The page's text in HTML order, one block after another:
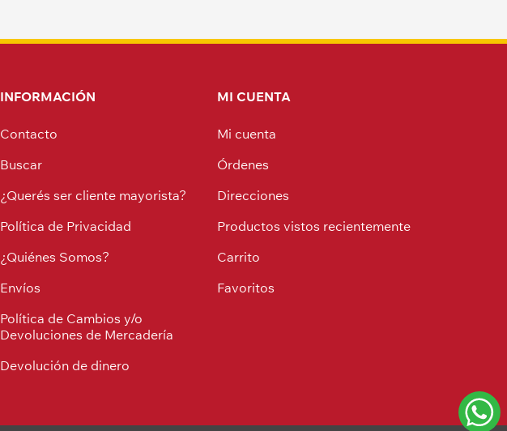
INFORMACIÓN
Contacto
Buscar
¿Querés ser cliente mayorista?
Política de Privacidad
¿Quiénes Somos?
Envíos
Política de Cambios y/o
Devoluciones de Mercadería
Devolución de dinero
MI CUENTA
Mi cuenta
Órdenes
Direcciones
Productos vistos recientemente
Carrito
Favoritos